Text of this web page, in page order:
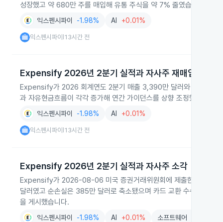
성장했고 약 680만 주를 매입해 유통 주식을 약 7% 줄였습니다.
익스펜시파이 -1.98% AI +0.01%
익스펜시파이 13시간 전
Expensify 2026년 2분기 실적과 자사주 재매입
Expensify가 2026 회계연도 2분기 매출 3,390만 달러와 평균 유
과 자유현금흐름이 각각 증가해 연간 가이던스를 상향 조정했습니다.
익스펜시파이 -1.98% AI +0.01%
익스펜시파이 13시간 전
Expensify 2026년 2분기 실적과 자사주 소각
Expensify가 2026-08-06 미국 증권거래위원회에 제출한 8-K에
달러였고 순손실은 385만 달러로 축소됐으며 카드 교환 수수료와
을 게시했습니다.
익스펜시파이 -1.98% AI +0.01% 소프트웨어